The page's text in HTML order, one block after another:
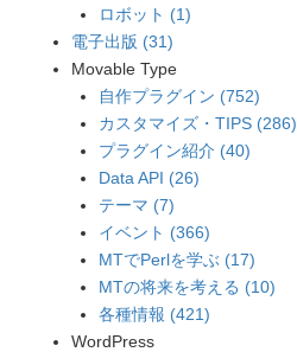
ロボット (1)
電子出版 (31)
Movable Type
自作プラグイン (752)
カスタマイズ・TIPS (286)
プラグイン紹介 (40)
Data API (26)
テーマ (7)
イベント (366)
MTでPerlを学ぶ (17)
MTの将来を考える (10)
各種情報 (421)
WordPress